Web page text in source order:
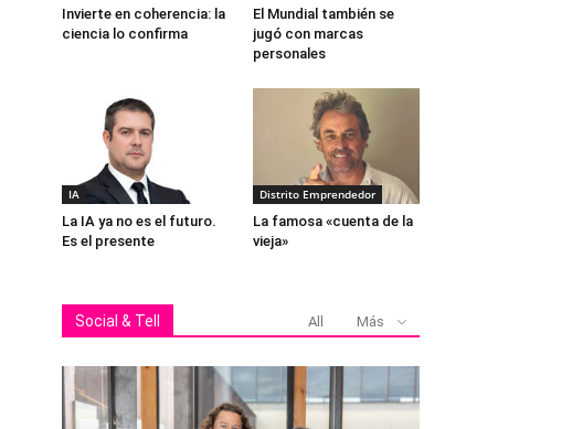
Invierte en coherencia: la
ciencia lo confirma
El Mundial también se
jugó con marcas
personales
IA
La IA ya no es el futuro.
Es el presente
Distrito Emprendedor
La famosa «cuenta de la
vieja»
Social & Tell All Más